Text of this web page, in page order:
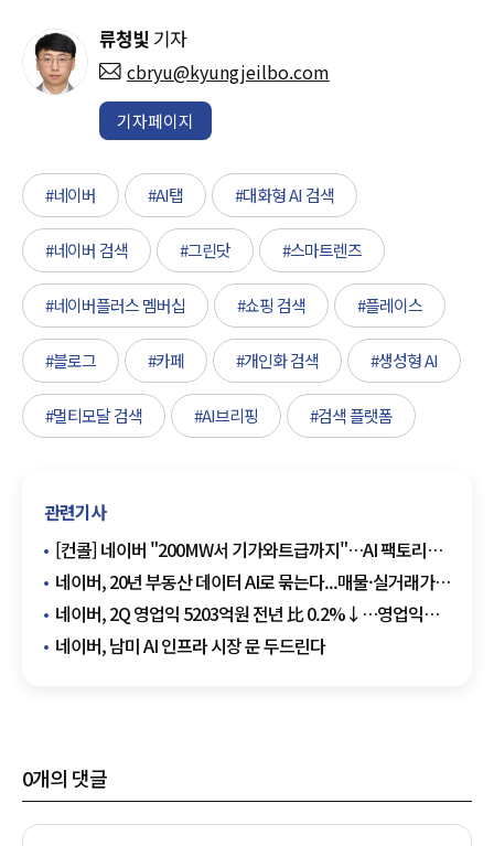
류청빛 기자
cbryu@kyungjeilbo.com
기자페이지
#네이버 #AI탭 #대화형 AI 검색
#네이버 검색 #그린닷 #스마트렌즈
#네이버플러스 멤버십 #쇼핑 검색 #플레이스
#블로그 #카페 #개인화 검색 #생성형 AI
#멀티모달 검색 #AI브리핑 #검색 플랫폼
관련기사
[컨콜] 네이버 "200MW서 기가와트급까지"…AI 팩토리
글로벌 확장 청사진
네이버, 20년 부동산 데이터 AI로 묶는다...매물·실거래가·
후기·금융정보 종합 분석
네이버, 2Q 영업익 5203억원 전년 比 0.2%↓…영업익
주춤에도 성장동력 키운다
네이버, 남미 AI 인프라 시장 문 두드린다
0개의 댓글